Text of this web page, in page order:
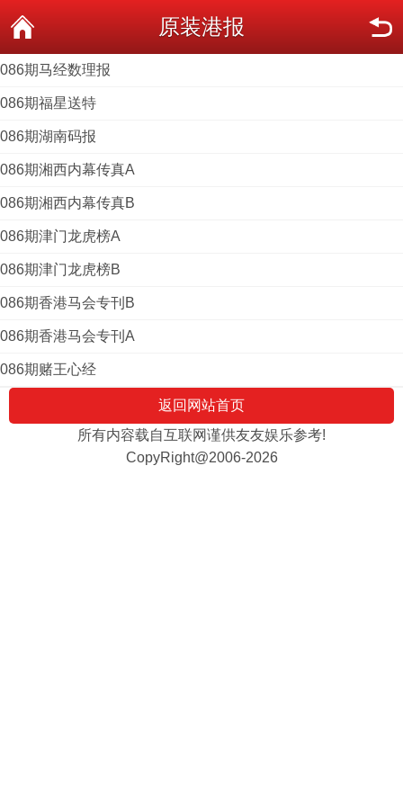
原装港报
086期马经数理报
086期福星送特
086期湖南码报
086期湘西内幕传真A
086期湘西内幕传真B
086期津门龙虎榜A
086期津门龙虎榜B
086期香港马会专刊B
086期香港马会专刊A
086期赌王心经
返回网站首页
所有内容载自互联网谨供友友娱乐参考!
CopyRight@2006-2026